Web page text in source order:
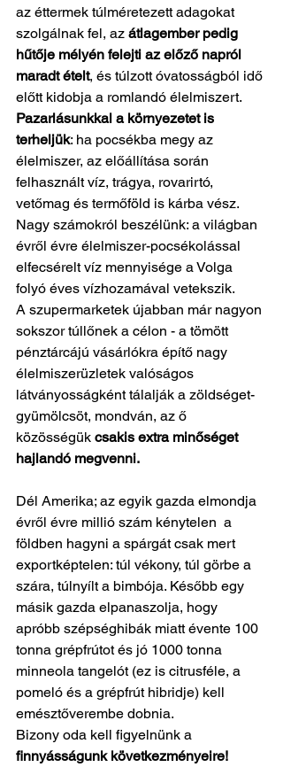
az éttermek túlméretezett adagokat
szolgálnak fel, az átlagember pedig
hűtője mélyén felejti az előző napról
maradt ételt, és túlzott óvatosságból idő
előtt kidobja a romlandó élelmiszert.
Pazarlásunkkal a környezetet is
terheljük: ha pocsékba megy az
élelmiszer, az előállítása során
felhasznált víz, trágya, rovarirtó,
vetőmag és termőföld is kárba vész.
Nagy számokról beszélünk: a világban
évről évre élelmiszer-pocsékolással
elfecsérelt víz mennyisége a Volga
folyó éves vízhozamával vetekszik.
A szupermarketek újabban már nagyon
sokszor túllőnek a célon - a tömött
pénztárcájú vásárlókra építő nagy
élelmiszerüzletek valóságos
látványosságként tálalják a zöldséget-
gyümölcsöt, mondván, az ő
közösségük csakis extra minőséget
hajlandó megvenni.
Dél Amerika; az egyik gazda elmondja
évről évre millió szám kénytelen  a
földben hagyni a spárgát csak mert
exportképtelen: túl vékony, túl görbe a
szára, túlnyílt a bimbója. Később egy
másik gazda elpanaszolja, hogy
apróbb szépséghibák miatt évente 100
tonna grépfrútot és jó 1000 tonna
minneola tangelót (ez is citrusféle, a
pomeló és a grépfrút hibridje) kell
emésztőverembe dobnia.
Bizony oda kell figyelnünk a
finnyásságunk következményeire!